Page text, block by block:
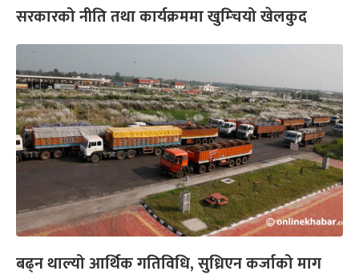
सरकारको नीति तथा कार्यक्रममा खुम्चियो खेलकुद
बढ्न थाल्यो आर्थिक गतिविधि, सुध्रिएन कर्जाको माग